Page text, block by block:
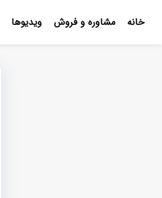
خانه مشاوره و فروش ویدیوها